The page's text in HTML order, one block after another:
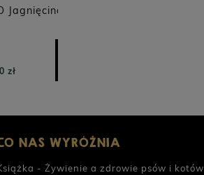
NAS WYRÓŻNIA
- Żywienie a zdrowie psów i kotów